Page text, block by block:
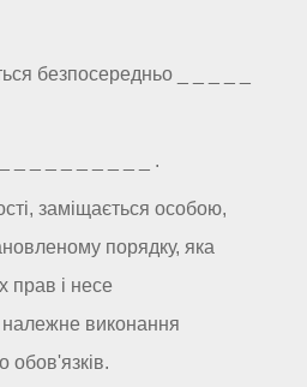
безпосередньо _ _ _ _ _
_ _ _ _ _ _ _ _ _ .
заміщається особою,
порядку, яка
прав і несе
належне виконання
обов'язків.